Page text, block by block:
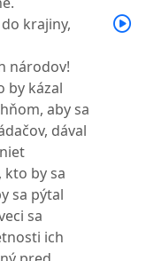
krajiny,
národov!
by kázal
aby sa
dával
kto by sa
sa pýtal
sa
ich